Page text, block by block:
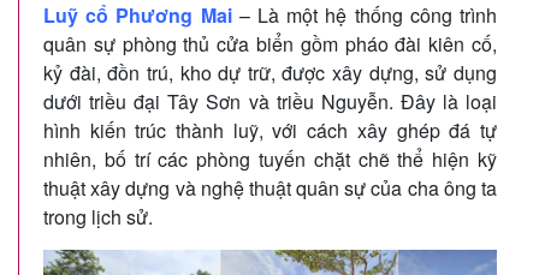
Luỹ cổ Phương Mai– Là một hệ thống công trình
quân sự phòng thủ cửa biển gồm pháo đài kiên cố,
kỷ đài, đồn trú, kho dự trữ, được xây dựng, sử dụng
dưới triều đại Tây Sơn và triều Nguyễn. Đây là loại
hình kiến trúc thành luỹ, với cách xây ghép đá tự
nhiên, bố trí các phòng tuyến chặt chẽ thể hiện kỹ
thuật xây dựng và nghệ thuật quân sự của cha ông ta
trong lịch sử.